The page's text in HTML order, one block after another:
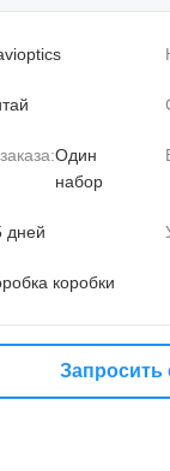
Один
набор
дней
коробки
Запросить